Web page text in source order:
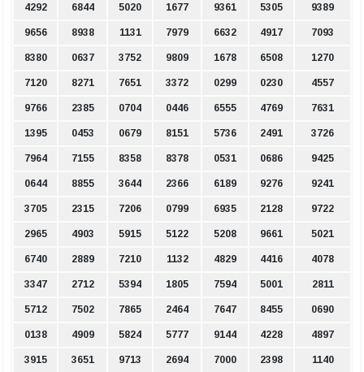
4292 6844 5020 1677 9361 5305 9389
9656 8938 1131 7979 6632 4917 7093
8380 0637 3752 9809 1678 6508 1270
7120 8271 7651 3372 0299 0230 4557
9766 2385 0704 0446 6555 4769 7631
1395 0453 0679 8151 5736 2491 3726
7964 7155 8358 8378 0531 0686 9425
0644 8855 3644 2366 6189 9276 9241
3705 2315 7206 0799 6935 2128 9722
2965 4903 5915 5122 5208 9661 5021
6740 2889 7210 1132 4829 4416 4078
3347 2712 5394 1805 7594 5001 2811
5712 7502 7865 2464 7647 8455 0690
0138 4909 5824 5777 9144 4228 4897
3915 3651 9713 2694 7000 2398 1140